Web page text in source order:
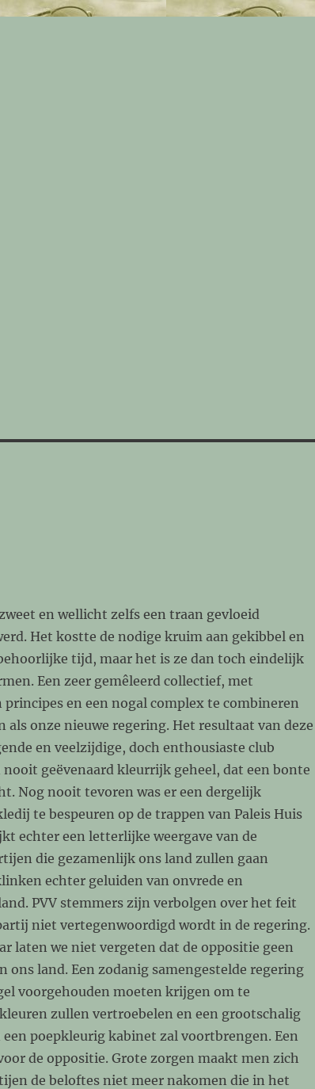
en wellicht zelfs een traan gevloeid
Het kostte de nodige kruim aan gekibbel en
tijd, maar het is ze dan toch eindelijk
Een zeer gemêleerd collectief, met
en een nogal complex te combineren
als onze nieuwe regering. Het resultaat van deze
en veelzijdige, doch enthousiaste club
geëvenaard kleurrijk geheel, dat een bonte
Nog nooit tevoren was er een dergelijk
te bespeuren op de trappen van Paleis Huis
echter een letterlijke weergave van de
die gezamenlijk ons land zullen gaan
echter geluiden van onvrede en
PVV stemmers zijn verbolgen over het feit
niet vertegenwoordigd wordt in de regering.
laten we niet vergeten dat de oppositie geen
land. Een zodanig samengestelde regering
voorgehouden moeten krijgen om te
zullen vertroebelen en een grootschalig
poepkleurig kabinet zal voortbrengen. Een
de oppositie. Grote zorgen maakt men zich
de beloftes niet meer nakomen die in het